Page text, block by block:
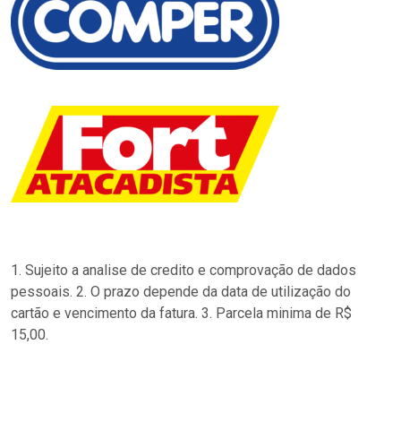
1. Sujeito a analise de credito e comprovação de dados
pessoais. 2. O prazo depende da data de utilização do
cartão e vencimento da fatura. 3. Parcela minima de R$
15,00.